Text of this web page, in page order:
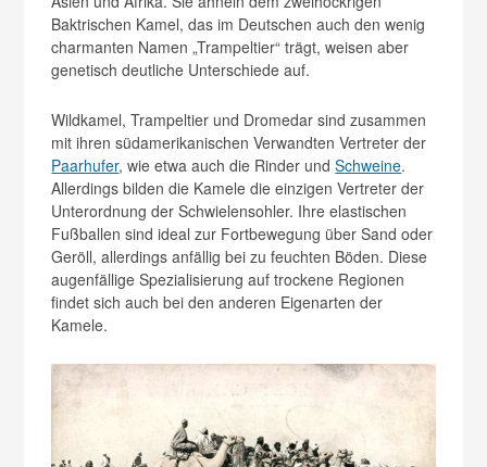
Baktrischen Kamel, das im Deutschen auch den wenig
charmanten Namen „Trampeltier“ trägt, weisen aber
genetisch deutliche Unterschiede auf.
Wildkamel, Trampeltier und Dromedar sind zusammen
mit ihren südamerikanischen Verwandten Vertreter der
Paarhufer, wie etwa auch die Rinder undSchweine.
Allerdings bilden die Kamele die einzigen Vertreter der
Unterordnung der Schwielensohler. Ihre elastischen
Fußballen sind ideal zur Fortbewegung über Sand oder
Geröll, allerdings anfällig bei zu feuchten Böden. Diese
augenfällige Spezialisierung auf trockene Regionen
findet sich auch bei den anderen Eigenarten der
Kamele.